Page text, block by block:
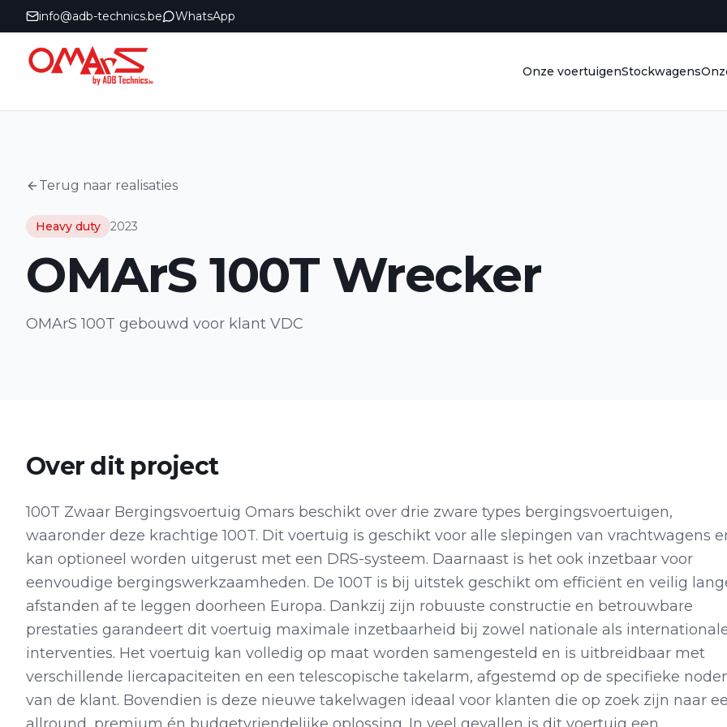
info@adb-technics.be WhatsApp
Onze voertuigenStockwagens
Terug naar realisaties
Heavy duty 2023
OMArS 100T Wrecker
OMArS 100T gebouwd voor klant VDC
Over dit project
100T Zwaar Bergingsvoertuig Omars beschikt over drie zware types bergingsvoertuigen,
waaronder deze krachtige 100T. Dit voertuig is geschikt voor alle slepingen van vrachtwagens
kan optioneel worden uitgerust met een DRS-systeem. Daarnaast is het ook inzetbaar voor
eenvoudige bergingswerkzaamheden. De 100T is bij uitstek geschikt om efficiënt en veilig
afstanden af te leggen doorheen Europa. Dankzij zijn robuuste constructie en betrouwbare
prestaties garandeert dit voertuig maximale inzetbaarheid bij zowel nationale als
interventies. Het voertuig kan volledig op maat worden samengesteld en is uitbreidbaar met
verschillende liercapaciteiten en een telescopische takelarm, afgestemd op de specifieke
van de klant. Bovendien is deze nieuwe takelwagen ideaal voor klanten die op zoek zijn naar